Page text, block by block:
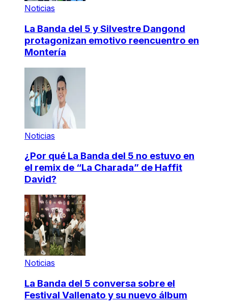
Noticias
La Banda del 5 y Silvestre Dangond
protagonizan emotivo reencuentro en
Montería
Noticias
¿Por qué La Banda del 5 no estuvo en
el remix de “La Charada” de Haffit
David?
Noticias
La Banda del 5 conversa sobre el
Festival Vallenato y su nuevo álbum